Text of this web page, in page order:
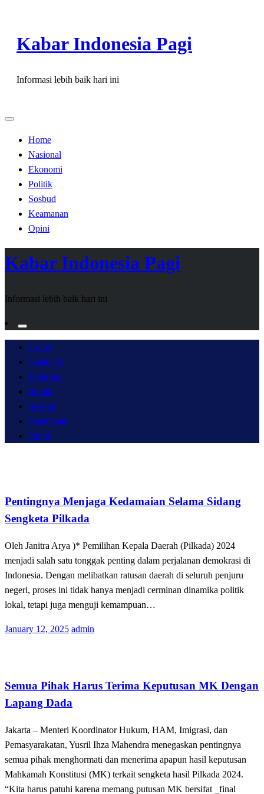
content
Kabar Indonesia Pagi
Informasi lebih baik hari ini
Home
Nasional
Ekonomi
Politik
Sosbud
Keamanan
Opini
Kabar Indonesia Pagi
Informasi lebih baik hari ini
Home
Nasional
Ekonomi
Politik
Sosbud
Keamanan
Opini
Pentingnya Menjaga Kedamaian Selama Sidang
Sengketa Pilkada
Oleh Janitra Arya )* Pemilihan Kepala Daerah (Pilkada) 2024
menjadi salah satu tonggak penting dalam perjalanan demokrasi di
Indonesia. Dengan melibatkan ratusan daerah di seluruh penjuru
negeri, proses ini tidak hanya menjadi cerminan dinamika politik
lokal, tetapi juga menguji kemampuan…
Posted
January 12, 2025 admin
Semua Pihak Harus Terima Keputusan MK Dengan
Lapang Dada
Jakarta – Menteri Koordinator Hukum, HAM, Imigrasi, dan
Pemasyarakatan, Yusril Ihza Mahendra menegaskan pentingnya
semua pihak menghormati dan menerima apapun hasil keputusan
Mahkamah Konstitusi (MK) terkait sengketa hasil Pilkada 2024.
“Kita harus patuhi karena memang putusan MK bersifat _final